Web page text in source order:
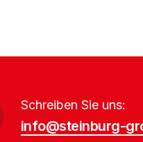
Schreiben Sie uns:
info@steinburg-